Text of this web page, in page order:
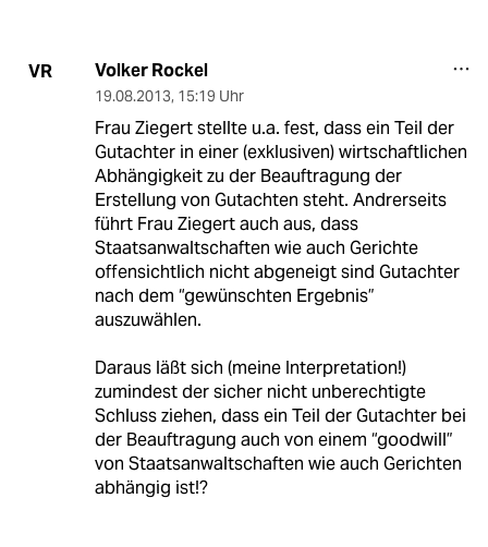
VR Volker Rockel
19.08.2013, 15:19 Uhr
Frau Ziegert stellte u.a. fest, dass ein Teil der
Gutachter in einer (exklusiven) wirtschaftlichen
Abhängigkeit zu der Beauftragung der
Erstellung von Gutachten steht. Andrerseits
führt Frau Ziegert auch aus, dass
Staatsanwaltschaften wie auch Gerichte
offensichtlich nicht abgeneigt sind Gutachter
nach dem “gewünschten Ergebnis”
auszuwählen.
Daraus läßt sich (meine Interpretation!)
zumindest der sicher nicht unberechtigte
Schluss ziehen, dass ein Teil der Gutachter bei
der Beauftragung auch von einem “goodwill”
von Staatsanwaltschaften wie auch Gerichten
abhängig ist!?